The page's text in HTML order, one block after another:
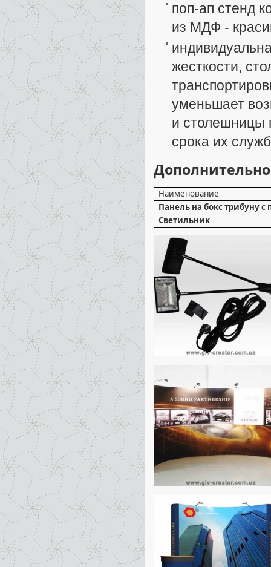
поп-ап стенд
из МДФ -
жесткости,
уменьшает
и столешницы
срока их
Дополнительно
Наименование
Панель на бокс трибуну с
Светильник